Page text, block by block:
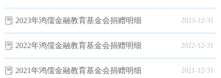
2023-12-31
ꂓ 2023年鸿儒金融教育基金会捐赠明细
2022-12-31
ꂓ 2022年鸿儒金融教育基金会捐赠明细
2021-12-31
ꂓ 2021年鸿儒金融教育基金会捐赠明细